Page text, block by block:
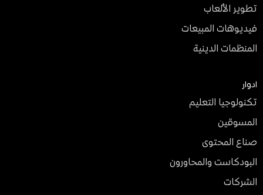
تطوير الألعاب
فيديوهات المبيعات
المنظمات الدينية
ادوار
تكنولوجيا التعليم
المسوقين
صناع المحتوى
البودكاست والمحاورون
الشركات